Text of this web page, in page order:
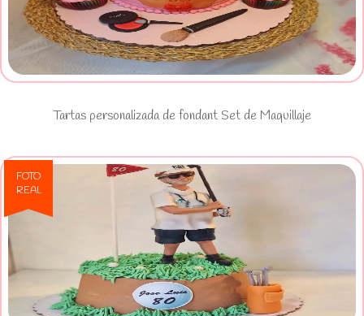
Ver Tartas personalizada de fondant
Set de Maquillaje
Tartas personalizada de fondant Set de Maquillaje
FOTO
REAL
Ver Tarta de Golf con figura
personalizada de Fondant con
bizcocho de chocolate con
buttercream de fresa